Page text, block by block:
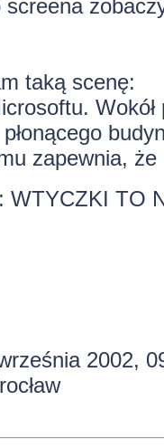
taką scenę:
zapewnia,
WTYCZKI TO
2002,